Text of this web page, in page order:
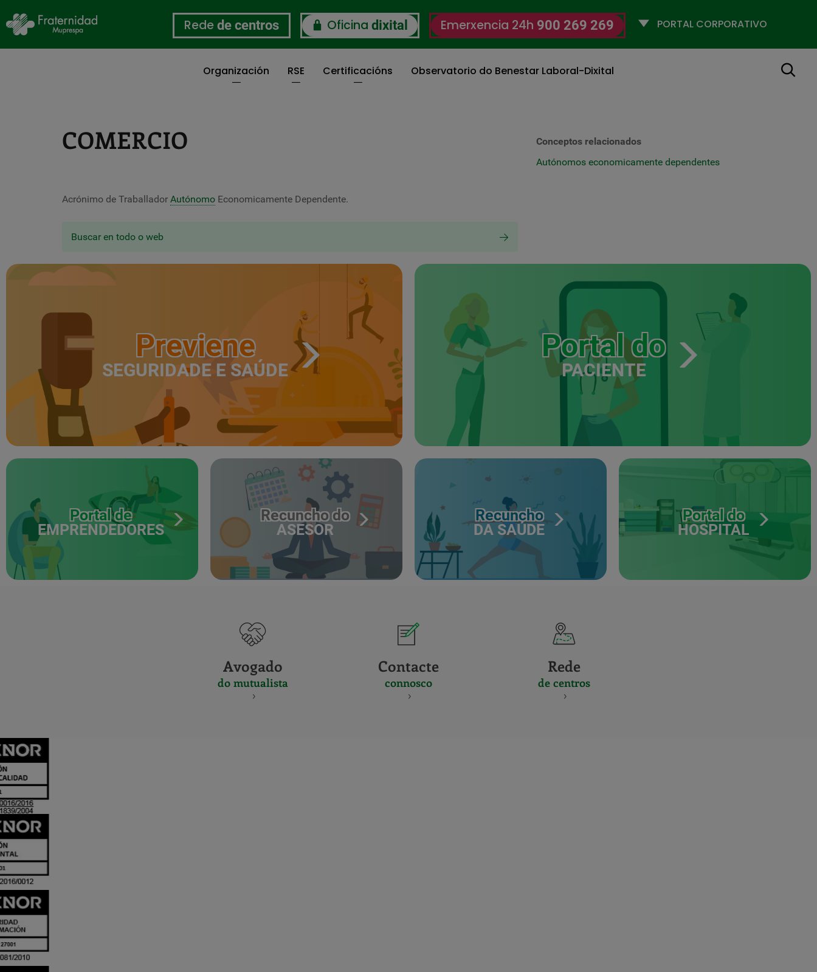
Rede de centros Oficina dixital Emerxencia 24h 900 269 269
Selecciona
Organización RSE Certificacións Observatorio do Benestar Laboral-Dixital Buscar
COMERCIO
Acrónimo de Traballador Autónomo Economicamente Dependente.
Buscar en todo o web
Conceptos relacionados
Autónomos economicamente dependentes
Previene
SEGURIDADE E SAÚDE
Portal do
PACIENTE
Portal de
EMPRENDEDORES
Recuncho do
ASESOR
Recuncho
DA SAÚDE
Portal do
HOSPITAL
Avogado
do mutualista
Contacte
connosco
Rede
de centros